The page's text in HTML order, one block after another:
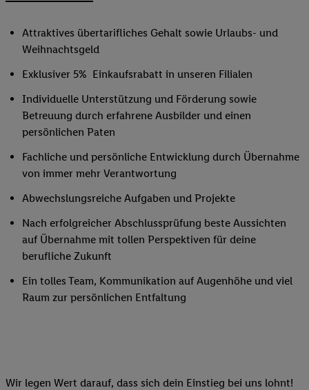
Attraktives übertarifliches Gehalt sowie Urlaubs- und
Weihnachtsgeld
Exklusiver 5% Einkaufsrabatt in unseren Filialen
Individuelle Unterstützung und Förderung sowie
Betreuung durch erfahrene Ausbilder und einen
persönlichen Paten
Fachliche und persönliche Entwicklung durch Übernahme
von immer mehr Verantwortung
Abwechslungsreiche Aufgaben und Projekte
Nach erfolgreicher Abschlussprüfung beste Aussichten
auf Übernahme mit tollen Perspektiven für deine
berufliche Zukunft
Ein tolles Team, Kommunikation auf Augenhöhe und viel
Raum zur persönlichen Entfaltung
Wir legen Wert darauf, dass sich dein Einstieg bei uns lohnt!